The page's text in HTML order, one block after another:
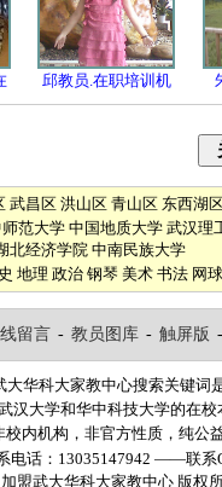
邱教员.在职培训机
武昌区 洪山区 青山区 东西湖
范大学 中国地质大学 武汉理
北经济学院 中南民族大学
地理 政治 钢琴 美术 书法 网球
留言 - 教员图库 - 触屏版
大华科大家教中心搜索关键词
汉大学和华中科技大学的在
内机构，非官方性质，纯
话：13035147942 ——联系
加盟武大华科大家教中心 版权